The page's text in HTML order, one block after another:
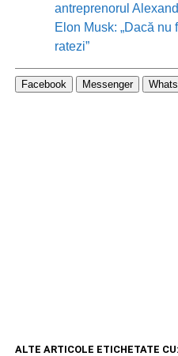
antreprenorul
Elon Musk: „Dacă
ratezi”
Facebook Messenger
ALTE ARTICOLE ETICHETATE CU: